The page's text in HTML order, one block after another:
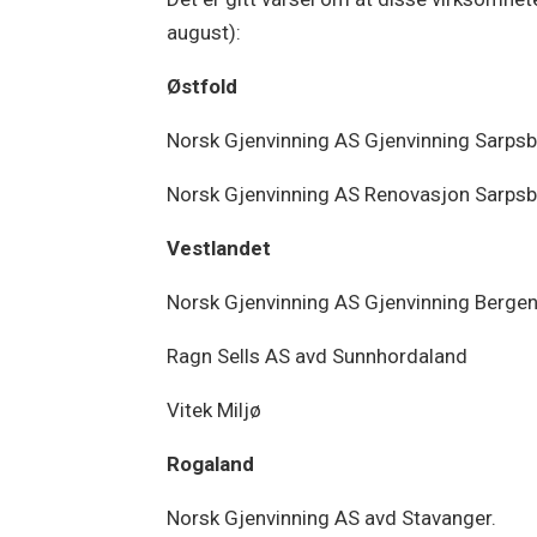
august):
Østfold
Norsk Gjenvinning AS Gjenvinning
Norsk Gjenvinning AS Renovasjon
Vestlandet
Norsk Gjenvinning AS Gjenvinning Bergen
Ragn Sells AS avd Sunnhordaland
Vitek Miljø
Rogaland
Norsk Gjenvinning AS avd Stavanger.